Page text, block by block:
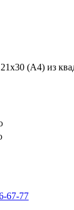
21x30 (A4) из
67-77